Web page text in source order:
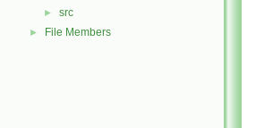
► src
► File Members